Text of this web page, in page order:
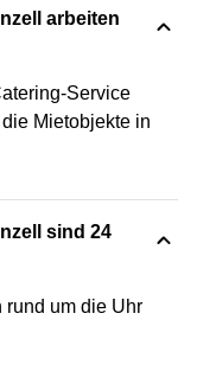
arbeiten
Service
Mietobjekte in
sind 24
rund um die Uhr